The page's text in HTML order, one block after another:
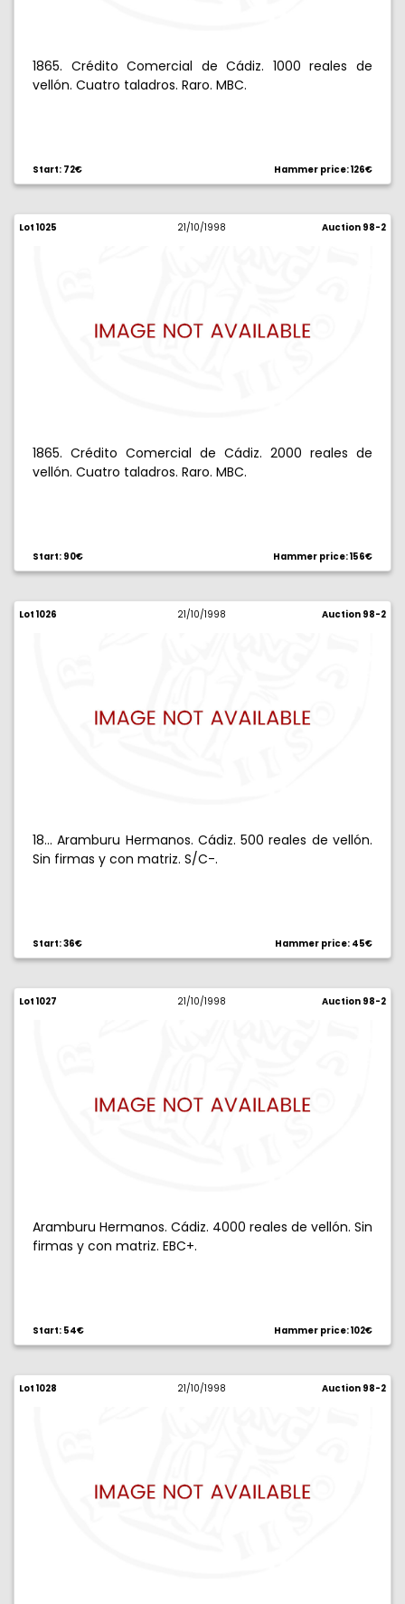
1865. Crédito Comercial de Cádiz. 1000 reales de
vellón. Cuatro taladros. Raro. MBC.
Start: 72€ Hammer price: 126€
Lot 1025 21/10/1998 Auction 98-2
1865. Crédito Comercial de Cádiz. 2000 reales de
vellón. Cuatro taladros. Raro. MBC.
Start: 90€ Hammer price: 156€
Lot 1026 21/10/1998 Auction 98-2
18... Aramburu Hermanos. Cádiz. 500 reales de vellón.
Sin firmas y con matriz. S/C-.
Start: 36€ Hammer price: 45€
Lot 1027 21/10/1998 Auction 98-2
Aramburu Hermanos. Cádiz. 4000 reales de vellón. Sin
firmas y con matriz. EBC+.
Start: 54€ Hammer price: 102€
Lot 1028 21/10/1998 Auction 98-2